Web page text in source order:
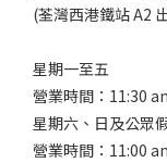
(荃灣西港鐵站 A2
星期一至五
營業時間：11:30
星期六、日及公眾
營業時間：11:00